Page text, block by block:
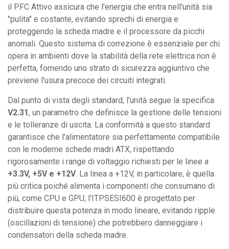
il PFC Attivo assicura che l'energia che entra nell'unità sia
"pulita" e costante, evitando sprechi di energia e
proteggendo la scheda madre e il processore da picchi
anomali. Questo sistema di correzione è essenziale per chi
opera in ambienti dove la stabilità della rete elettrica non è
perfetta, fornendo uno strato di sicurezza aggiuntivo che
previene l'usura precoce dei circuiti integrati.
Dal punto di vista degli standard, l'unità segue la specifica
V2.31, un parametro che definisce la gestione delle tensioni
e le tolleranze di uscita. La conformità a questo standard
garantisce che l'alimentatore sia perfettamente compatibile
con le moderne schede madri ATX, rispettando
rigorosamente i range di voltaggio richiesti per le linee a
+3.3V, +5V e +12V. La linea a +12V, in particolare, è quella
più critica poiché alimenta i componenti che consumano di
più, come CPU e GPU; l'ITPSESI600 è progettato per
distribuire questa potenza in modo lineare, evitando ripple
(oscillazioni di tensione) che potrebbero danneggiare i
condensatori della scheda madre.